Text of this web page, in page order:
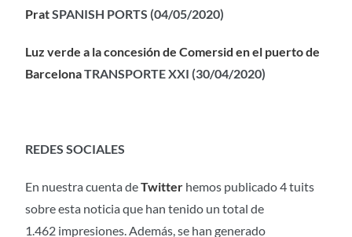
PratSPANISH PORTS (04/05/2020)
Luz verde a la concesión de Comersid en el puerto de
BarcelonaTRANSPORTE XXI (30/04/2020)
REDES SOCIALES
En nuestra cuenta deTwitter hemos publicado 4 tuits
sobre esta noticia que han tenido un total de
1.462 impresiones. Además, se han generado